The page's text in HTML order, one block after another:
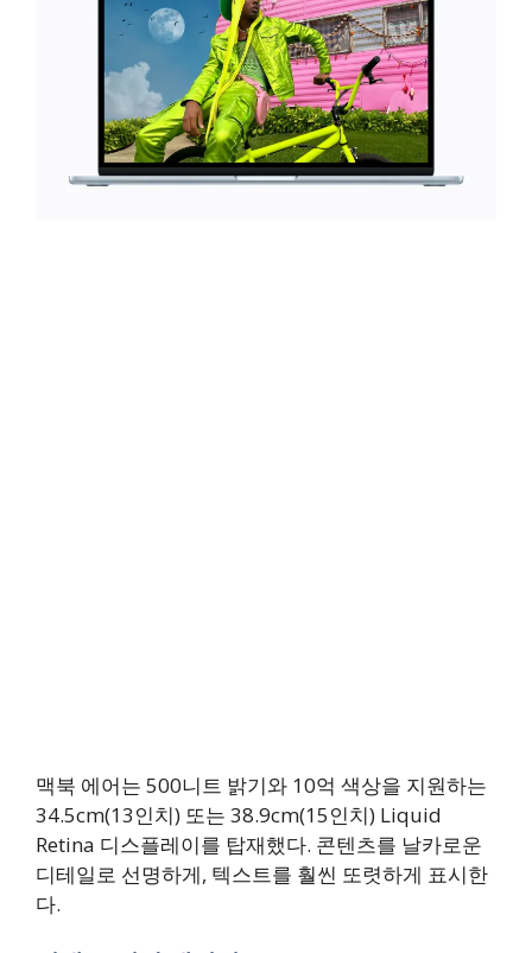
맥북 에어는 500니트 밝기와 10억 색상을 지원하는
34.5cm(13인치) 또는 38.9cm(15인치) Liquid
Retina 디스플레이를 탑재했다. 콘텐츠를 날카로운
디테일로 선명하게, 텍스트를 훨씬 또렷하게 표시한
다.